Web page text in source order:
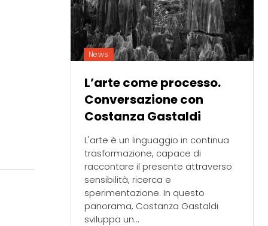
News
L’arte come processo.
Conversazione con
Costanza Gastaldi
L'arte è un linguaggio in continua
trasformazione, capace di
raccontare il presente attraverso
sensibilità, ricerca e
sperimentazione. In questo
panorama, Costanza Gastaldi
sviluppa un...